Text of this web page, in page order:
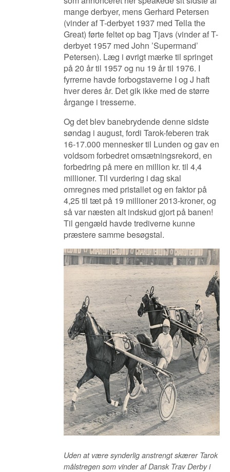
mange derbyer, mens Gerhard Petersen
(vinder af T-derbyet 1937 med Tella the
Great) førte feltet op bag Tjavs (vinder af T-
derbyet 1957 med John ’Supermand’
Petersen). Læg i øvrigt mærke til springet
på 20 år til 1957 og nu 19 år til 1976. I
fyrrerne havde forbogstaverne I og J haft
hver deres år. Det gik ikke med de større
årgange i tresserne.
Og det blev banebrydende denne sidste
søndag i august, fordi Tarok-feberen trak
16-17.000 mennesker til Lunden og gav en
voldsom forbedret omsætningsrekord, en
forbedring på mere en million kr. til 4,4
millioner. Til vurdering i dag skal
omregnes med pristallet og en faktor på
4,25 til tæt på 19 millioner 2013-kroner, og
så var næsten alt indskud gjort på banen!
Til gengæld havde trediverne kunne
præstere samme besøgstal.
Uden at være synderlig anstrengt skærer Tarok
målstregen som vinder af Dansk Trav Derby i